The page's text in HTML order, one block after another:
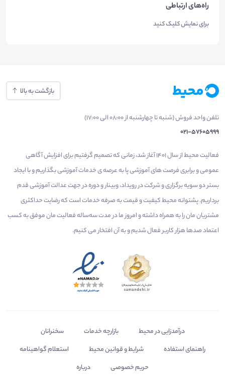
راه‌های ارتباطی
برای نمایش کلیک کنید
بازگشت به بالا
تلفن واحد فروش (شنبه تا چهارشنبه از 08:00 الی 17:00)
021-57605999
فعالیت محیط از سال 1401 آغاز شد، زمانی که تصمیم گرفتیم برای افزایش آگاهی
عمومی و برابری فرصت های آموزشی پا به عرصه ی خدمات آموزشی بگذاریم و با ایجاد
بستر دو سویه برگزاری و شرکت در رویداد، وبینار و دوره در جهت عدالت آموزشی قدم
برداریم. پشتوانه محیط کیفیت و قیمت به صرفه خدمات است که رضایت حداکثری
مشتریان مان را به همراه داشته و امروز ما در مدت سه‌ساله فعالیت مان موفق به کسب
اعتماد صدها هزار کاربر فعال شدیم و به آن افتخار می‌ کنیم.
درآمدزایی در محیط بازارچه خدمات
سخنرانان
راهنمای استفاده
شرایط و قوانین محیط
استعلام گواهینامه
حریم خصوصی
درباره